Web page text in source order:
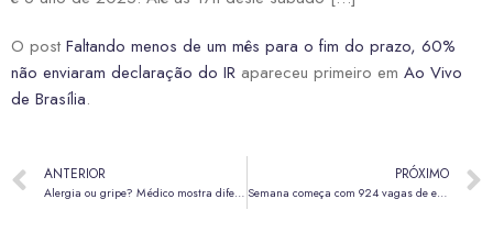
O post Faltando menos de um mês para o fim do prazo, 60%
não enviaram declaração do IR apareceu primeiro em Ao Vivo
de Brasília.
ANTERIOR
Alergia ou gripe? Médico mostra diferenças entre sintomas para evitar a automedicação
PRÓXIMO
Semana começa com 924 vagas de emprego nas agências do trabalhador